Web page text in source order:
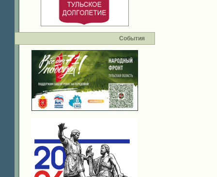
События